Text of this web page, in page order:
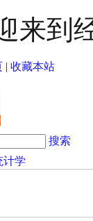
来到
| 收藏本站
搜索
计学